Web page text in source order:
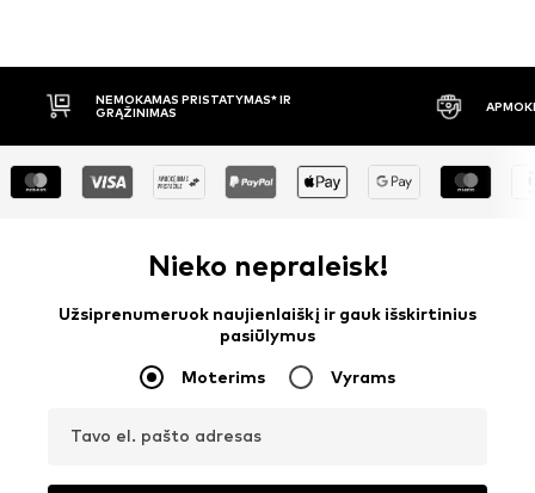
APMOKĖJIMAS PRISTAČIUS 30 DIENŲ
Nieko nepraleisk!
Užsiprenumeruok naujienlaiškį ir gauk išskirtinius
pasiūlymus
Moterims Vyrams
Tavo el. pašto adresas